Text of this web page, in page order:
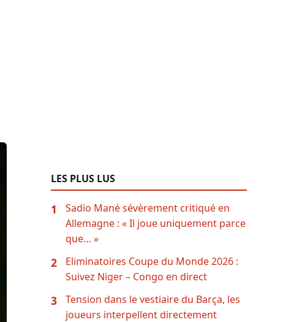
LES PLUS LUS
1
Sadio Mané sévèrement critiqué en
Allemagne : « Il joue uniquement parce
que… »
2
Eliminatoires Coupe du Monde 2026 :
Suivez Niger – Congo en direct
3
Tension dans le vestiaire du Barça, les
joueurs interpellent directement